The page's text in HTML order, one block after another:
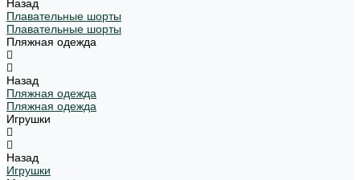
Назад
Плавательные шорты
Плавательные шорты
Пляжная одежда
Назад
Пляжная одежда
Пляжная одежда
Игрушки
Назад
Игрушки